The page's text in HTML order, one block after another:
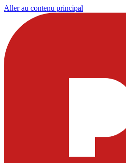
Aller au contenu principal